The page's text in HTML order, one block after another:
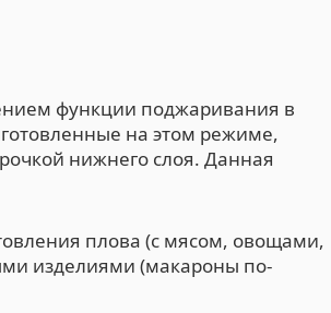
функции поджаривания в
на этом режиме,
нижнего слоя. Данная
плова (с мясом, овощами,
изделиями (макароны по-